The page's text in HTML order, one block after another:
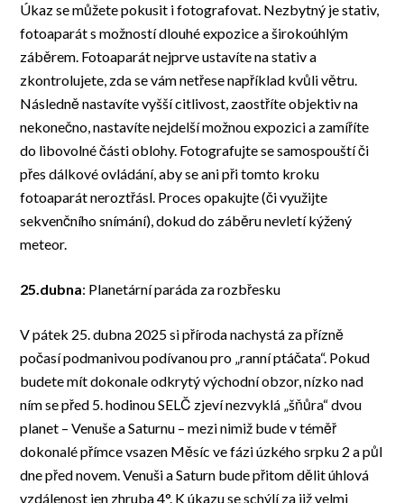
Úkaz se můžete pokusit i fotografovat. Nezbytný je stativ,
fotoaparát s možností dlouhé expozice a širokoúhlým
záběrem. Fotoaparát nejprve ustavíte na stativ a
zkontrolujete, zda se vám netřese například kvůli větru.
Následně nastavíte vyšší citlivost, zaostříte objektiv na
nekonečno, nastavíte nejdelší možnou expozici a zamíříte
do libovolné části oblohy. Fotografujte se samospouští či
přes dálkové ovládání, aby se ani při tomto kroku
fotoaparát neroztřásl. Proces opakujte (či využijte
sekvenčního snímání), dokud do záběru nevletí kýžený
meteor.
25.dubna: Planetární paráda za rozbřesku
V pátek 25. dubna 2025 si příroda nachystá za přízně
počasí podmanivou podívanou pro „ranní ptáčata“. Pokud
budete mít dokonale odkrytý východní obzor, nízko nad
ním se před 5. hodinou SELČ zjeví nezvyklá „šňůra“ dvou
planet – Venuše a Saturnu – mezi nimiž bude v téměř
dokonalé přímce vsazen Měsíc ve fázi úzkého srpku 2 a půl
dne před novem. Venuši a Saturn bude přitom dělit úhlová
vzdálenost jen zhruba 4°. K úkazu se schýlí za již velmi